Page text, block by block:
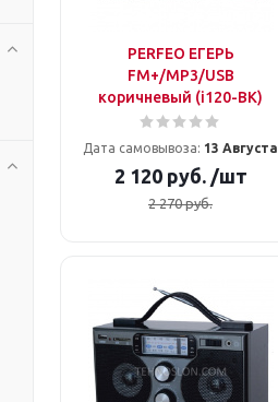
PERFEO ЕГЕРЬ
FM+/MP3/USB
коричневый (i120-BK)
Дата самовывоза: 13 Августа
2 120руб. /шт
2 270руб.